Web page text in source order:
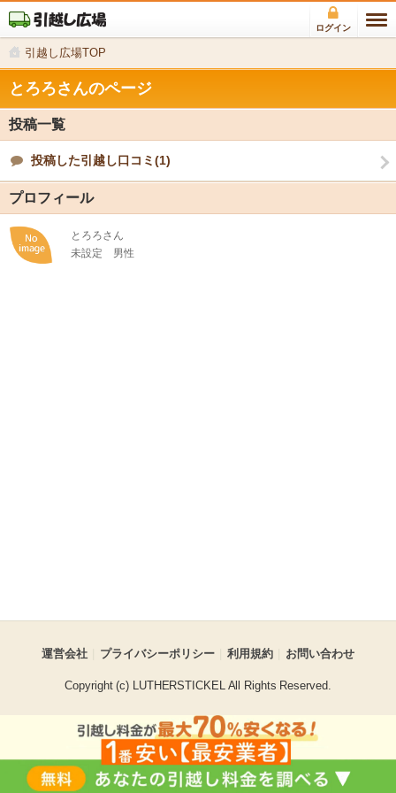
ログイン
引越し広場TOP
とろろさんのページ
投稿一覧
投稿した引越し口コミ(1)
プロフィール
とろろさん
未設定
男性
運営会社 プライバシーポリシー 利用規約 お問い合わせ
Copyright (c) LUTHERSTICKEL All Rights Reserved.